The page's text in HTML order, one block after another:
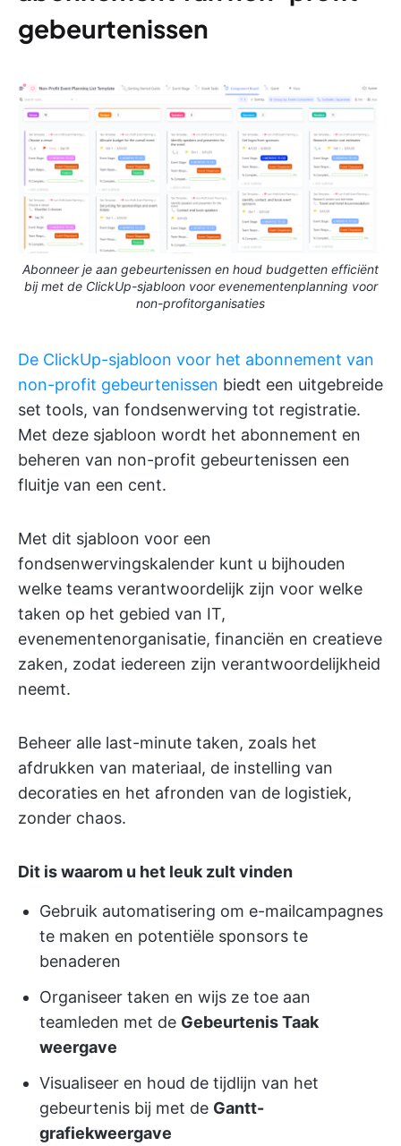
gebeurtenissen
Abonneer je aan gebeurtenissen en houd budgetten efficiënt
bij met de ClickUp-sjabloon voor evenementenplanning voor
non-profitorganisaties
De ClickUp-sjabloon voor het abonnement van
non-profit gebeurtenissen biedt een uitgebreide
set tools, van fondsenwerving tot registratie.
Met deze sjabloon wordt het abonnement en
beheren van non-profit gebeurtenissen een
fluitje van een cent.
Met dit sjabloon voor een
fondsenwervingskalender kunt u bijhouden
welke teams verantwoordelijk zijn voor welke
taken op het gebied van IT,
evenementenorganisatie, financiën en creatieve
zaken, zodat iedereen zijn verantwoordelijkheid
neemt.
Beheer alle last-minute taken, zoals het
afdrukken van materiaal, de instelling van
decoraties en het afronden van de logistiek,
zonder chaos.
Dit is waarom u het leuk zult vinden
Gebruik automatisering om e-mailcampagnes
te maken en potentiële sponsors te
benaderen
Organiseer taken en wijs ze toe aan
teamleden met de Gebeurtenis Taak
weergave
Visualiseer en houd de tijdlijn van het
gebeurtenis bij met de Gantt-
grafiekweergave